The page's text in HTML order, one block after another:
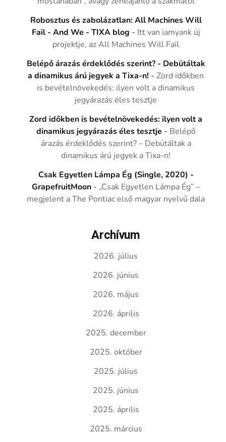
Robosztus és zabolázatlan: All Machines Will
Fail - And We - TIXA blog - Itt van iamyank új
projektje, az All Machines Will Fail
Belépő árazás érdeklődés szerint? - Debütáltak
a dinamikus árú jegyek a Tixa-n! -Zord időkben
is bevételnövekedés: ilyen volt a dinamikus
jegyárazás éles tesztje
Zord időkben is bevételnövekedés: ilyen volt a
dinamikus jegyárazás éles tesztje - Belépő
árazás érdeklődés szerint? – Debütáltak a
dinamikus árú jegyek a Tixa-n!
Csak Egyetlen Lámpa Ég (Single, 2020) -
GrapefruitMoon - „Csak Egyetlen Lámpa Ég” –
megjelent a The Pontiac első magyar nyelvű dala
Archívum
2026. július
2026. június
2026. május
2026. április
2025. december
2025. október
2025. július
2025. június
2025. április
2025. március